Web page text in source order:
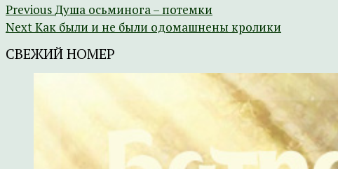
Previous Душа осьминога – потемки
NextКак были и не были одомашнены кролики
СВЕЖИЙ НОМЕР